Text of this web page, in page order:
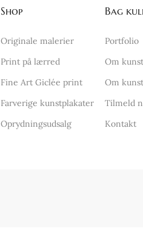
Shop
Originale malerier
Print på lærred
Fine Art Giclée print
Farverige kunstplakater
Oprydningsudsalg
Bag
Portfolio
Om
Om
Tilmeld
Kontakt